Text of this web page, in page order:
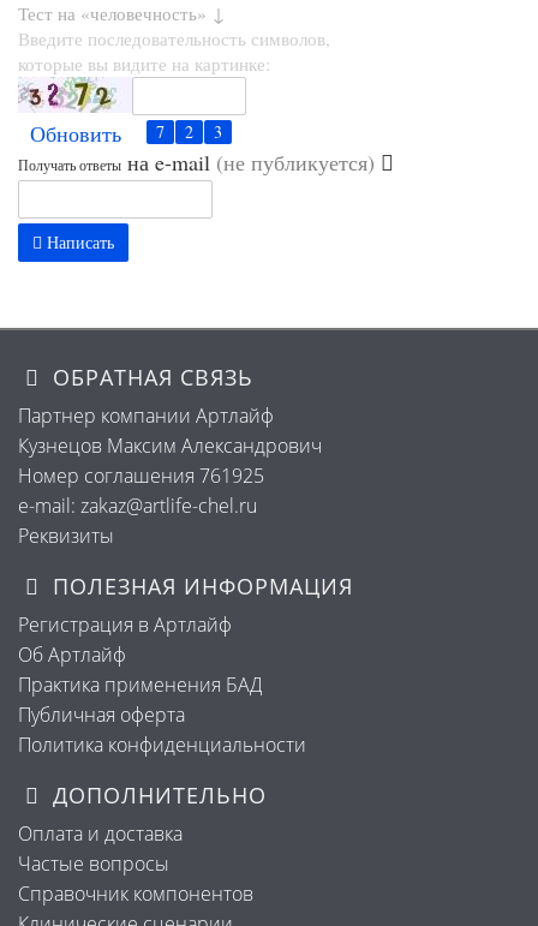
Тест на «человечность» ↓
Введите последовательность символов,
которые вы видите на картинке:
Обновить
Получать ответы на e-mail (не публикуется)
Написать
ОБРАТНАЯ СВЯЗЬ
Партнер компании Артлайф
Кузнецов Максим Александрович
Номер соглашения 761925
e-mail: zakaz@artlife-chel.ru
Реквизиты
ПОЛЕЗНАЯ ИНФОРМАЦИЯ
Регистрация в Артлайф
Об Артлайф
Практика применения БАД
Публичная оферта
Политика конфиденциальности
ДОПОЛНИТЕЛЬНО
Оплата и доставка
Частые вопросы
Справочник компонентов